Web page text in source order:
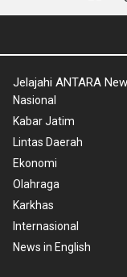
Jelajahi ANTARA
Nasional
Kabar Jatim
Lintas Daerah
Ekonomi
Olahraga
Karkhas
Internasional
News in English